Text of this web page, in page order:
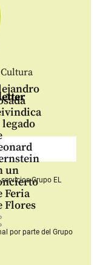
Cultura
legado
un
Feria
Flores
serviciosGrupo EL
por parte del Grupo